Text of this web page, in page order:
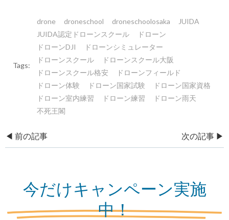
Tags:
drone droneschool droneschoolosaka
JUIDA
JUIDA認定ドローンスクール
ドローン
ドローンDJI
ドローンシミュレーター
ドローンスクール
ドローンスクール大阪
ドローンスクール格安
ドローンフィールド
ドローン体験
ドローン国家試験
ドローン国家資格
ドローン室内練習
ドローン練習
ドローン雨天
不死王閣
Post
◀︎ 前の記事 次の記事 ▶︎
今だけキャンペーン実施
中！